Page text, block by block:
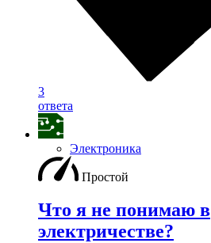
3
ответа
Электроника
Простой
Что я не понимаю в
электричестве?